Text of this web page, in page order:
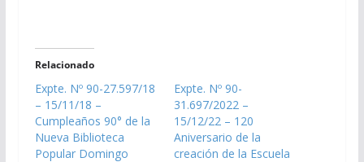
Relacionado
Expte. Nº 90-27.597/18
– 15/11/18 –
Cumpleaños 90° de la
Nueva Biblioteca
Popular Domingo
Expte. Nº 90-
31.697/2022 –
15/12/22 – 120
Aniversario de la
creación de la Escuela